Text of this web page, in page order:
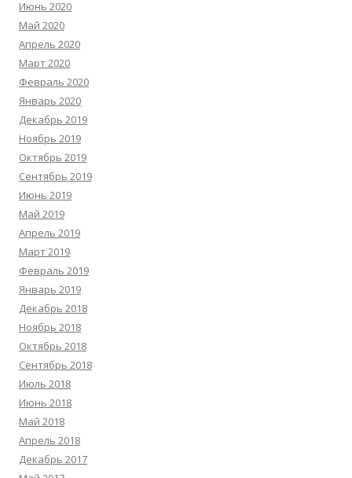
Июнь 2020
Май 2020
Апрель 2020
Март 2020
Февраль 2020
Январь 2020
Декабрь 2019
Ноябрь 2019
Октябрь 2019
Сентябрь 2019
Июнь 2019
Май 2019
Апрель 2019
Март 2019
Февраль 2019
Январь 2019
Декабрь 2018
Ноябрь 2018
Октябрь 2018
Сентябрь 2018
Июль 2018
Июнь 2018
Май 2018
Апрель 2018
Декабрь 2017